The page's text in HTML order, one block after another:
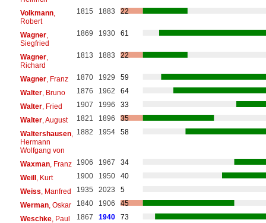
Volkmann,
Robert
1815 1883 22
Wagner,
Siegfried
1869 1930 61
Wagner,
Richard
1813 1883 22
Wagner, Franz 1870 1929
59
Walter, Bruno 1876 1962
64
Walter, Fried 1907 1996
33
Walter, August 1821 1896
35
Waltershausen,
Hermann
Wolfgang von
1882 1954 58
Waxman, Franz 1906 1967
34
Weill, Kurt 1900 1950
40
Weiss , Manfred 1935 2023
5
Werman, Oskar 1840 1906
45
Weschke, Paul 1867 1940
73